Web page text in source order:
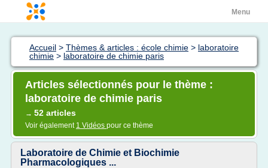
Menu
Accueil > Thèmes & articles : école chimie > laboratoire
chimie > laboratoire de chimie paris
Articles sélectionnés pour le thème :
laboratoire de chimie paris
→ 52 articles
Voir également 1 Vidéos pour ce thème
Laboratoire de Chimie et Biochimie
Pharmacologiques ...